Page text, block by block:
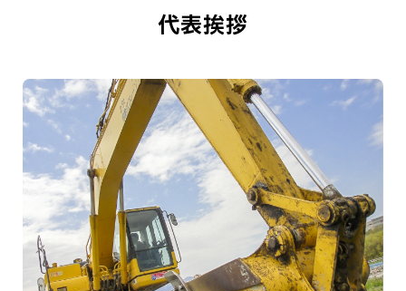
代表挨拶